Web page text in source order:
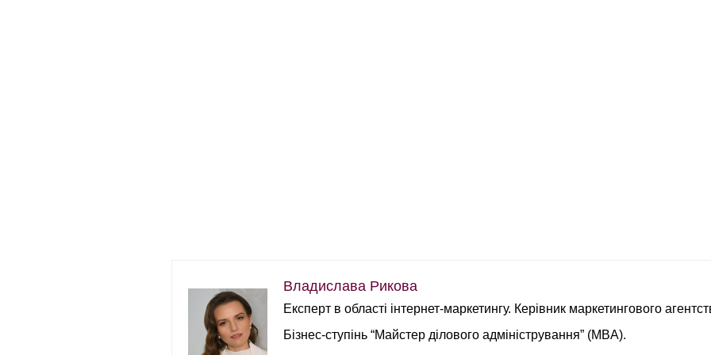
Владислава Рикова
Експерт в області інтернет-маркетингу. Керівник маркетингового
Бізнес-ступінь “Майстер ділового адміністрування” (MBA).